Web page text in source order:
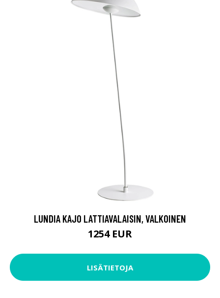
LUNDIA KAJO LATTIAVALAISIN, VALKOINEN
1254 EUR
LISÄTIETOJA